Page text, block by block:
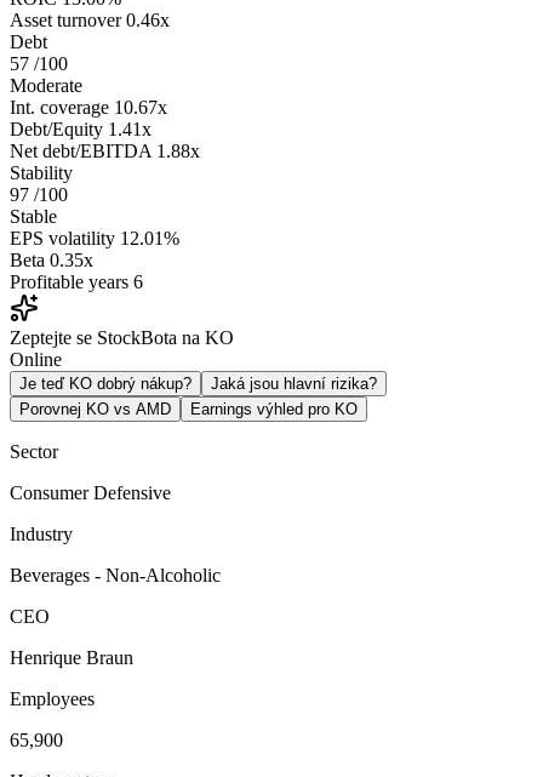
Asset turnover 0.46x
Debt
57 /100
Moderate
Int. coverage 10.67x
Debt/Equity 1.41x
Net debt/EBITDA 1.88x
Stability
97 /100
Stable
EPS volatility 12.01%
Beta 0.35x
Profitable years 6
Zeptejte se StockBota na KO
Online
Je teď KO dobrý nákup?
Jaká jsou hlavní rizika?
Porovnej KO vs AMD
Earnings výhled pro KO
Sector
Consumer Defensive
Industry
Beverages - Non-Alcoholic
CEO
Henrique Braun
Employees
65,900